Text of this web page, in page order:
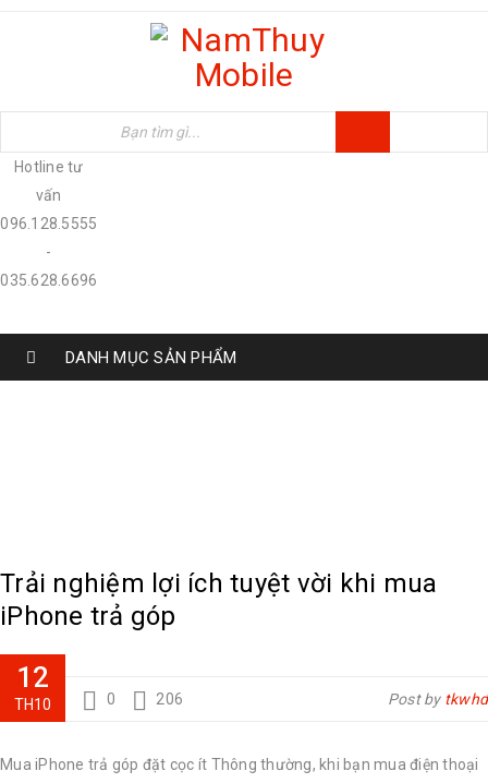
Hotline tư
vấn
096.128.5555
-
035.628.6696
DANH MỤC SẢN PHẨM
Trải nghiệm lợi ích tuyệt vời khi mua
iPhone trả góp
12
TH10 0 206 Post by tkwhd
Mua iPhone trả góp đặt cọc ít Thông thường, khi bạn mua điện thoại